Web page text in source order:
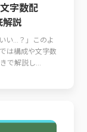
字数配
解説
い…？」このよ
は構成や文字数
で解説し...